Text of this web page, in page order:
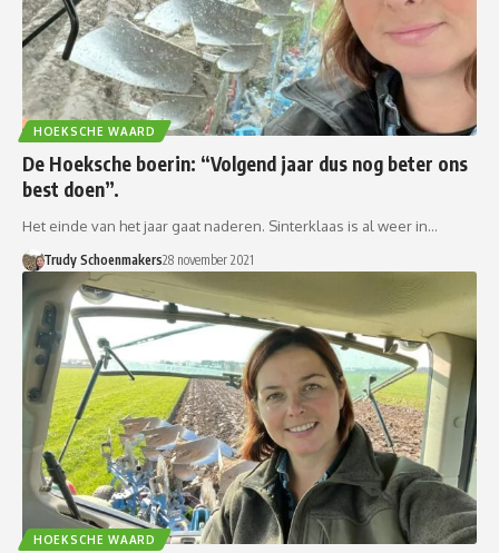
HOEKSCHE WAARD
De Hoeksche boerin: “Volgend jaar dus nog beter ons
best doen”.
Het einde van het jaar gaat naderen. Sinterklaas is al weer in…
Trudy Schoenmakers28 november 2021
HOEKSCHE WAARD